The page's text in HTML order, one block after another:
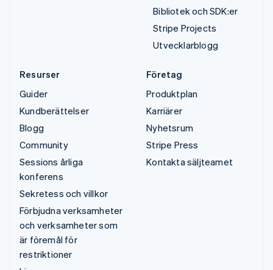
Bibliotek och SDK:er
Stripe Projects
Utvecklarblogg
Resurser
Guider
Kundberättelser
Blogg
Community
Sessions årliga
konferens
Sekretess och villkor
Förbjudna verksamheter
och verksamheter som
är föremål för
restriktioner
Företag
Produktplan
Karriärer
Nyhetsrum
Stripe Press
Kontakta säljteamet